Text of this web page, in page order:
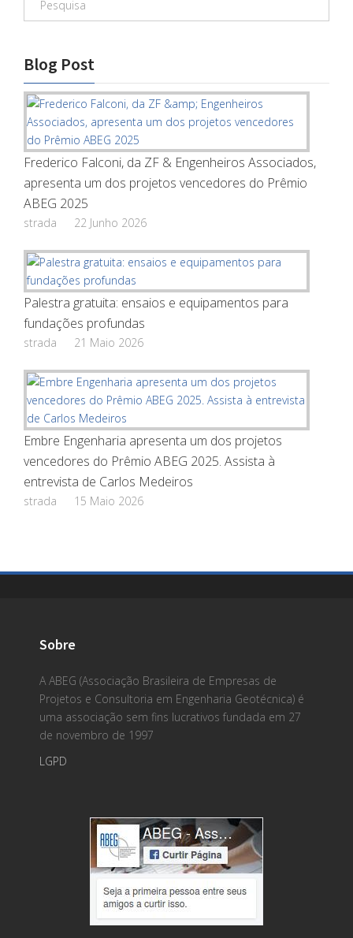
Blog Post
Frederico Falconi, da ZF & Engenheiros Associados,
apresenta um dos projetos vencedores do Prêmio
ABEG 2025
strada 22 Junho 2026
Palestra gratuita: ensaios e equipamentos para
fundações profundas
strada 21 Maio 2026
Embre Engenharia apresenta um dos projetos
vencedores do Prêmio ABEG 2025. Assista à
entrevista de Carlos Medeiros
strada 15 Maio 2026
Sobre
A ABEG (Associação Brasileira de Empresas de
Projetos e Consultoria em Engenharia Geotécnica) é
uma associação sem fins lucrativos fundada em 27
de novembro de 1997
LGPD